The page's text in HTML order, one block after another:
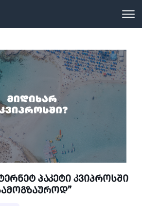
პაკეტი კვიპროსში